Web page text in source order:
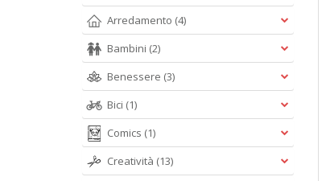
Arredamento (4)
Bambini (2)
Benessere (3)
Bici (1)
Comics (1)
Creatività (13)